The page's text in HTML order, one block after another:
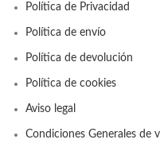
Política de Privacidad
Política de envío
Política de devolución
Política de cookies
Aviso legal
Condiciones Generales de